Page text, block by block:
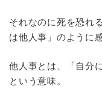
それなのに死を恐れ
は他人事」のように
他人事とは、「自分
という意味。